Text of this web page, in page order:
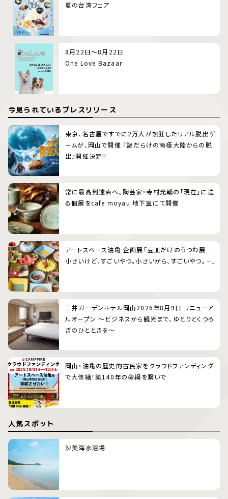
夏の台湾フェア
8月22日～8月22日
One Love Bazaar
今見られているプレスリリース
東京、名古屋ですでに2万人が熱狂したリアル脱出ゲ
ームが、岡山で開催 『謎だらけの南極大陸からの脱
出』開催決定!!
常に最高到達点へ。陶芸家・寺村光輔の「現在」に迫
る個展をcafe moyau 地下室にて開催
アートスペース油亀 企画展「豆皿だけのうつわ展 ―
小さいけど、すごいやつ。小さいから、すごいやつ。―」
三井ガーデンホテル岡山2026年8月9日 リニューア
ルオープン 〜ビジネスから観光まで、ゆとりとくつろ
ぎのひとときを〜
岡山・油亀の歴史的古民家をクラウドファンディング
で大修繕！築140年の命綱を繋いで
人気スポット
沙美海水浴場